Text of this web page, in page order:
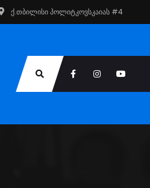
ქ.თბილისი პოლიტკოვსკაიას #4